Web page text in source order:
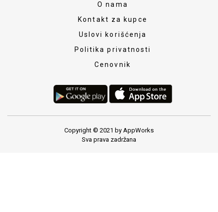
O nama
Kontakt za kupce
Uslovi korišćenja
Politika privatnosti
Cenovnik
Copyright © 2021 by AppWorks
Sva prava zadržana